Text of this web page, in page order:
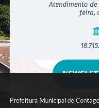
Prefeitura Municipal de
Atendimento
feira,
Versão do